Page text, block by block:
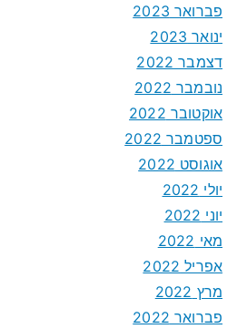
פברואר 2023
ינואר 2023
דצמבר 2022
נובמבר 2022
אוקטובר 2022
ספטמבר 2022
אוגוסט 2022
יולי 2022
יוני 2022
מאי 2022
אפריל 2022
מרץ 2022
פברואר 2022